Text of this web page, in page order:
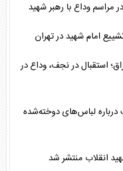
امام شهید در تهران
استقبال در نجف، وداع در
درباره لباس‌های دوخته‌شده
انقلاب منتشر شد